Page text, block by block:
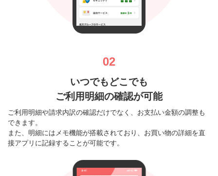
02
いつでもどこでも
ご利用明細の確認が可能
ご利用明細や請求内訳の確認だけでなく、お支払い金額の調整も
できます。
また、明細にはメモ機能が搭載されており、お買い物の詳細を直
接アプリに記録することが可能です。